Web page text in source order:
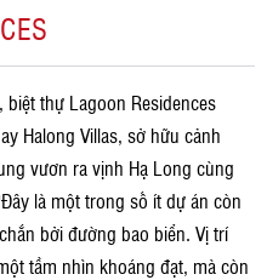
thự Lagoon Residences
Halong Villas, sở hữu cảnh
vươn ra vịnh Hạ Long cùng
là một trong số ít dự án còn
bởi đường bao biển. Vị trí
tầm nhìn khoáng đạt, mà còn